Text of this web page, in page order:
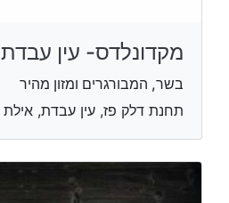
מקדונלדס- עין עבדת
בשר, המבורגרים ומזון מהיר
תחנת דלק פז, עין עבדת, אילת